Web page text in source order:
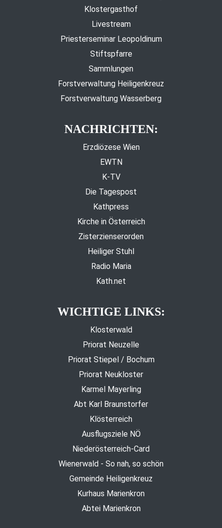
Klostergasthof
Livestream
Priesterseminar Leopoldinum
Stiftspfarre
Sammlungen
Forstverwaltung Heiligenkreuz
Forstverwaltung Wasserberg
NACHRICHTEN:
Erzdiözese Wien
EWTN
K-TV
Die Tagespost
Kathpress
Kirche in Österreich
Zisterzienserorden
Heiliger Stuhl
Radio Maria
Kath.net
WICHTIGE LINKS:
Klosterwald
Priorat Neuzelle
Priorat Stiepel / Bochum
Priorat Neukloster
Karmel Mayerling
Abt Karl Braunstorfer
Klösterreich
Ausflugsziele NÖ
Niederösterreich-Card
Wienerwald - So nah, so schön
Gemeinde Heiligenkreuz
Kurhaus Marienkron
Abtei Marienkron